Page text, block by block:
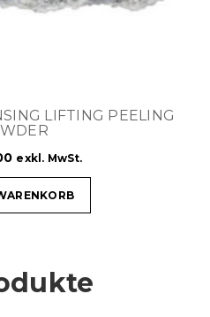
LIFTING PEELING
exkl. MwSt.